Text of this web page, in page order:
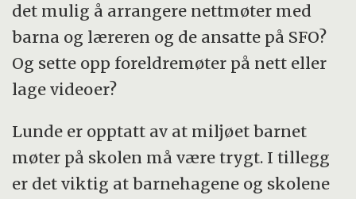
det mulig å arrangere nettmøter med
barna og læreren og de ansatte på SFO?
Og sette opp foreldremøter på nett eller
lage videoer?
Lunde er opptatt av at miljøet barnet
møter på skolen må være trygt. I tillegg
er det viktig at barnehagene og skolene